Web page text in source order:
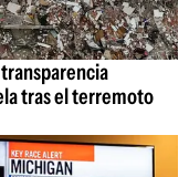
tras el terremoto